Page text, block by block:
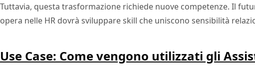
Tuttavia, questa trasformazione richiede nuove competenze. Il
opera nelle HR dovrà sviluppare skill che uniscono sensibilità
Use Case: Come vengono utilizzati gli